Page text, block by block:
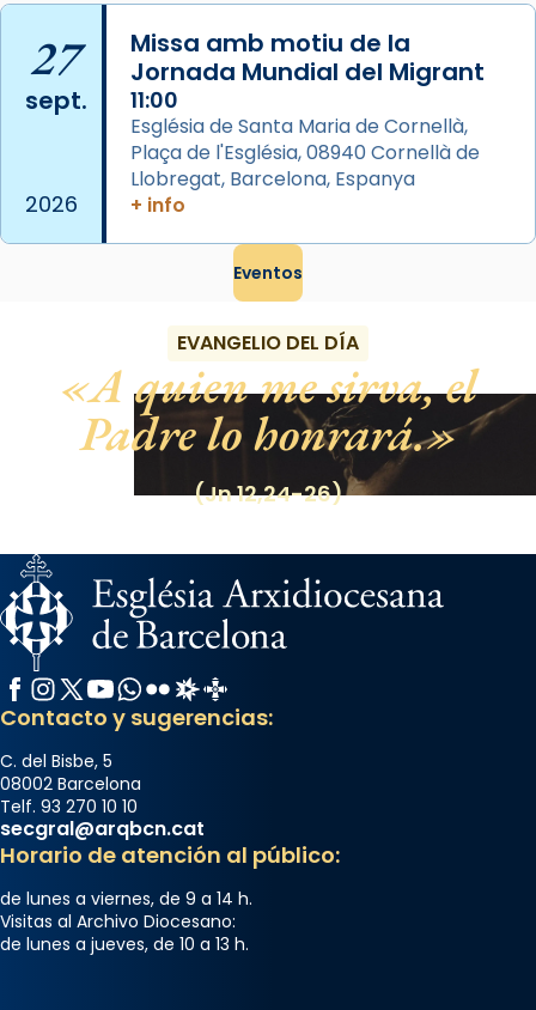
que les santes són filles de l’antiga Iluro.
Mataró en reivindicarà les relíq
...Ver más
View on Facebook · Share
27
sept.
2026
Missa amb motiu de la
Jornada Mundial del Migrant
11:00
Església de Santa Maria de Cornellà,
Plaça de l'Església, 08940 Cornellà de
Llobregat, Barcelona, Espanya
+ info
Eventos
EVANGELIO DEL DÍA
A quien me sirva, el
Padre lo honrará.
(Jn 12,24-26)
Facebook
Instagram
X / Twitter
YouTube
WhatsApp
FlickrRadio Estel
Catalunya Cristiana
Contacto y sugerencias:
C. del Bisbe, 5
08002 Barcelona
Telf. 93 270 10 10
secgral@arqbcn.cat
Horario de atención al público:
de lunes a viernes, de 9 a 14 h.
Visitas al Archivo Diocesano:
de lunes a jueves, de 10 a 13 h.